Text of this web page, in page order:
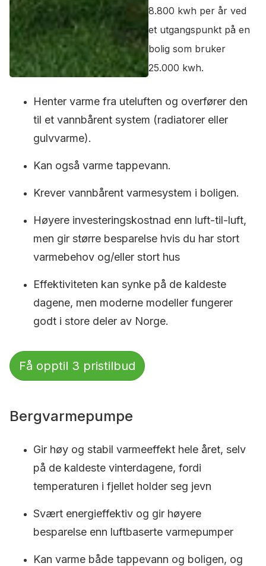
8.800 kwh per år ved
et utgangspunkt på en
bolig som bruker
25.000 kwh.
Henter varme fra uteluften og overfører den
til et vannbårent system (radiatorer eller
gulvvarme).
Kan også varme tappevann.
Krever vannbårent varmesystem i boligen.
Høyere investeringskostnad enn luft-til-luft,
men gir større besparelse hvis du har stort
varmebehov og/eller stort hus
Effektiviteten kan synke på de kaldeste
dagene, men moderne modeller fungerer
godt i store deler av Norge.
Få opptil 3 pristilbud
Bergvarmepumpe
Gir høy og stabil varmeeffekt hele året, selv
på de kaldeste vinterdagene, fordi
temperaturen i fjellet holder seg jevn
Svært energieffektiv og gir høyere
besparelse enn luftbaserte varmepumper
Kan varme både tappevann og boligen, og